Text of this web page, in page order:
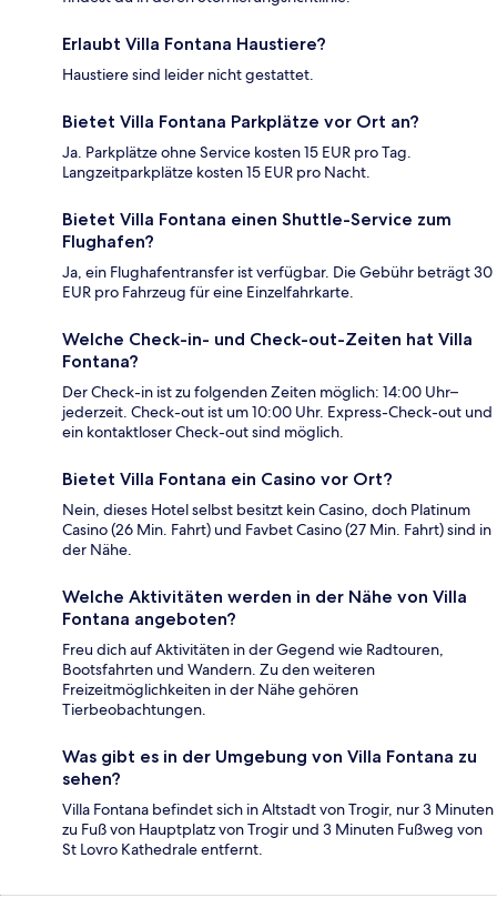
Erlaubt Villa Fontana Haustiere?
Haustiere sind leider nicht gestattet.
Bietet Villa Fontana Parkplätze vor Ort an?
Ja. Parkplätze ohne Service kosten 15 EUR pro Tag.
Langzeitparkplätze kosten 15 EUR pro Nacht.
Bietet Villa Fontana einen Shuttle-Service zum
Flughafen?
Ja, ein Flughafentransfer ist verfügbar. Die Gebühr beträgt 30
EUR pro Fahrzeug für eine Einzelfahrkarte.
Welche Check-in- und Check-out-Zeiten hat Villa
Fontana?
Der Check-in ist zu folgenden Zeiten möglich: 14:00 Uhr–
jederzeit. Check-out ist um 10:00 Uhr. Express-Check-out und
ein kontaktloser Check-out sind möglich.
Bietet Villa Fontana ein Casino vor Ort?
Nein, dieses Hotel selbst besitzt kein Casino, doch Platinum
Casino (26 Min. Fahrt) und Favbet Casino (27 Min. Fahrt) sind in
der Nähe.
Welche Aktivitäten werden in der Nähe von Villa
Fontana angeboten?
Freu dich auf Aktivitäten in der Gegend wie Radtouren,
Bootsfahrten und Wandern. Zu den weiteren
Freizeitmöglichkeiten in der Nähe gehören
Tierbeobachtungen.
Was gibt es in der Umgebung von Villa Fontana zu
sehen?
Villa Fontana befindet sich in Altstadt von Trogir, nur 3 Minuten
zu Fuß von Hauptplatz von Trogir und 3 Minuten Fußweg von
St Lovro Kathedrale entfernt.